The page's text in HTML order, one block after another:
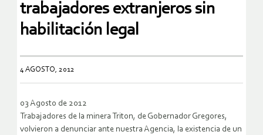
trabajadores extranjeros sin
habilitación legal
4 AGOSTO, 2012
03 Agosto de 2012
Trabajadores de la minera Triton, de Gobernador Gregores,
volvieron a denunciar ante nuestra Agencia, la existencia de un